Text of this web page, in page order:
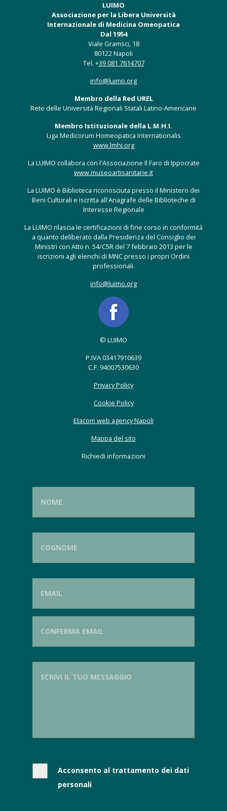
LUIMO
Associazione per la Libera Università
Internazionale di Medicina Omeopatica
Dal 1954
Viale Gramsci, 18
80122 Napoli
Tel. +39 081 7614707
info@luimo.org
Membro della Red UREL
Rete delle Università Regionali Statali Latino-Americane
Membro Istituzionale della L.M.H.I.
Liga Medicorum Homeopatica Internationalis
www.lmhi.org
La LUIMO collabora con l'Associazione Il Faro di Ippocrate
www.museoartisanitarie.it
La LUIMO è Biblioteca riconosciuta presso il Ministero dei
Beni Culturali e iscritta all'Anagrafe delle Biblioteche di
Interesse Regionale
La LUIMO rilascia le certificazioni di fine corso in conformità
a quanto deliberato dalla Presidenza del Consiglio dei
Ministri con Atto n. 54/C5R del 7 febbraio 2013 per le
iscrizioni agli elenchi di MNC presso i propri Ordini
professionali.
info@luimo.org
© LUIMO
P.IVA 03417910639
C.F. 94007530630
Privacy Policy
Cookie Policy
Etacom web agency Napoli
Mappa del sito
Richiedi informazioni
Acconsento al trattamento dei dati
personali